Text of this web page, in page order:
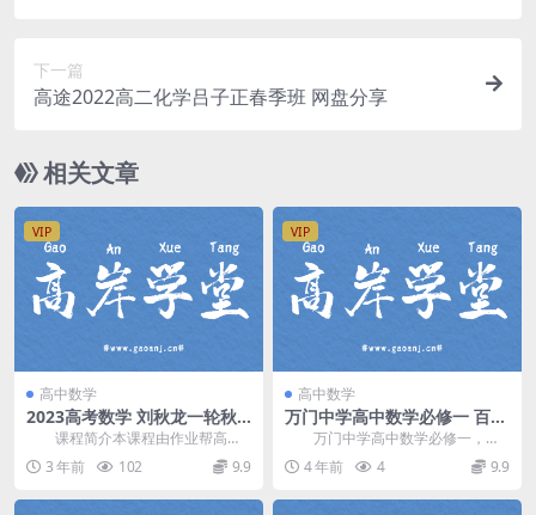
下一篇
高途2022高二化学吕子正春季班 网盘分享
相关文章
VIP
高中数学
2023高考数学 刘秋龙一轮秋
季A和A+合集课程
课程简介本课程由作业帮高中
数学主讲 刘秋龙 讲课，2023高考
数学一轮秋季班...
3 年前 102 9.9
VIP
高中数学
万门中学高中数学必修一 百度
网盘分享
万门中学高中数学必修一，百
度网盘高中数学课程13.0G高清视
频。 资源目录...
4 年前 4 9.9